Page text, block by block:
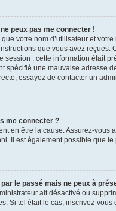
peux pas me connecter !
votre nom d’utilisateur et
que vous avez
session ; cette information était
spécifié une mauvaise adresse
essayez de contacter un
me connecter ?
en être la cause. Assurez-vous
Il est également possible que
le passé mais ne peux à
ait désactivé ou
Si tel était le cas, inscrivez-